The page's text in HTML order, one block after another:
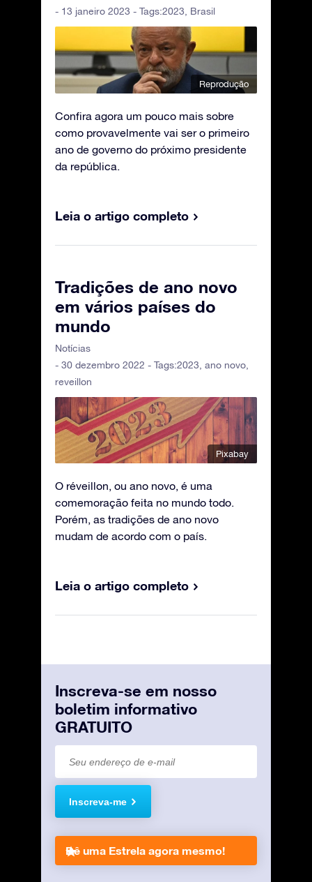
- 13 janeiro 2023 - Tags:2023 Brasil
Reprodução
Confira agora um pouco mais sobre
como provavelmente vai ser o primeiro
ano de governo do próximo presidente
da república.
Leia o artigo completo
Tradições de ano novo
em vários países do
mundo
Notícias
- 30 dezembro 2022 - Tags:2023 ano novo
reveillon
Pixabay
O réveillon, ou ano novo, é uma
comemoração feita no mundo todo.
Porém, as tradições de ano novo
mudam de acordo com o país.
Leia o artigo completo
Inscreva-se em nosso
boletim informativo
GRATUITO
Inscreva-me
Dê uma Estrela agora mesmo!